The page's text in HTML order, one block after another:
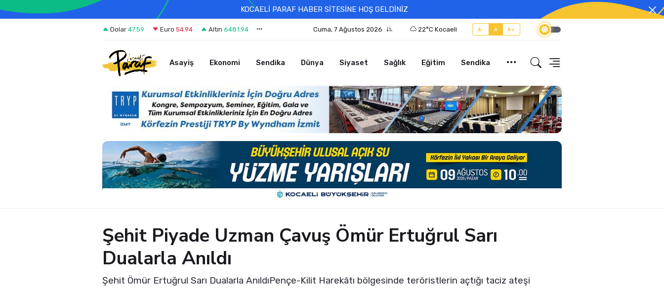
KOCAELİ PARAF HABER SİTESİNE HOŞ GELDİNİZ
Dolar 47.59 Euro 54.94 Altın 6481.94 Cuma, 7 Ağustos 2026 22°C Kocaeli A- A A+
Asayiş Ekonomi Sendika Dünya Siyaset Sağlık Eğitim Sendika
Şehit Piyade Uzman Çavuş Ömür Ertuğrul Sarı
Dualarla Anıldı
Şehit Ömür Ertuğrul Sarı Dualarla AnıldıPençe-Kilit Harekâtı bölgesinde teröristlerin açtığı taciz ateşi